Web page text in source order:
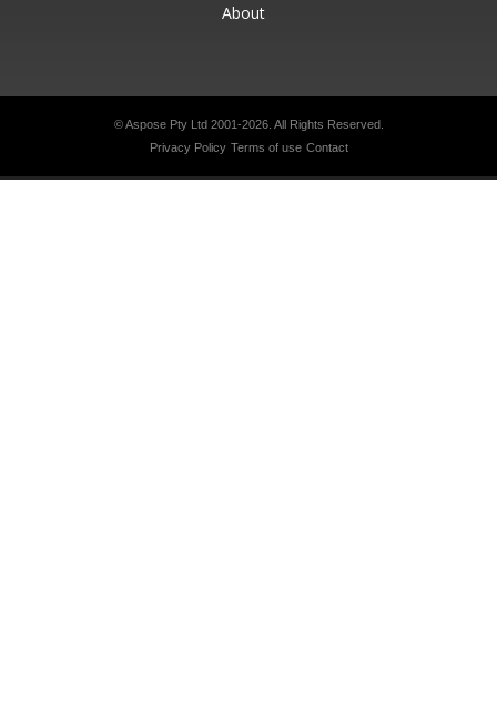
About
© Aspose Pty Ltd 2001-2026. All Rights Reserved.
Privacy Policy Terms of use Contact